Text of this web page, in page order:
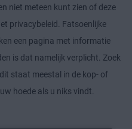
niet meteen kunt zien of deze
privacybeleid. Fatsoenlijke
een pagina met informatie
is dat namelijk verplicht. Zoek
staat meestal in de kop- of
hoede als u niks vindt.